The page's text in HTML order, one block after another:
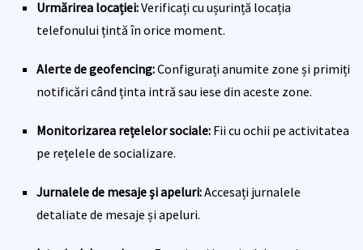
Urmărirea locației:Verificați cu ușurință locația
telefonului țintă în orice moment.
Alerte de geofencing:Configurați anumite zone și primiți
notificări când ținta intră sau iese din aceste zone.
Monitorizarea rețelelor sociale: Fii cu ochii pe activitatea
pe rețelele de socializare.
Jurnalele de mesaje și apeluri:Accesați jurnalele
detaliate de mesaje și apeluri.